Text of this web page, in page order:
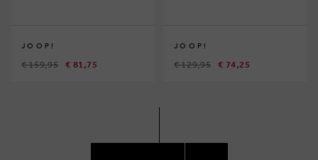
JOOP!
€ 159,95 € 81,75
JOOP!
€ 129,95 € 74,25